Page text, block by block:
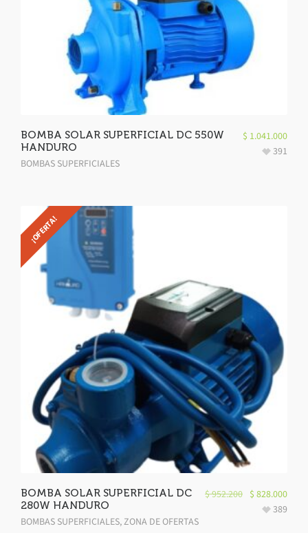
BOMBA SOLAR SUPERFICIAL DC 550W
HANDURO
BOMBAS SUPERFICIALES
$ 1.041.000
391
¡OFERTA!
BOMBA SOLAR SUPERFICIAL DC
280W HANDURO
BOMBAS SUPERFICIALES,ZONA DE OFERTAS
$952.200 $ 828.000
389